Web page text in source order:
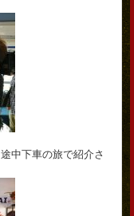
中下車の旅で紹介さ